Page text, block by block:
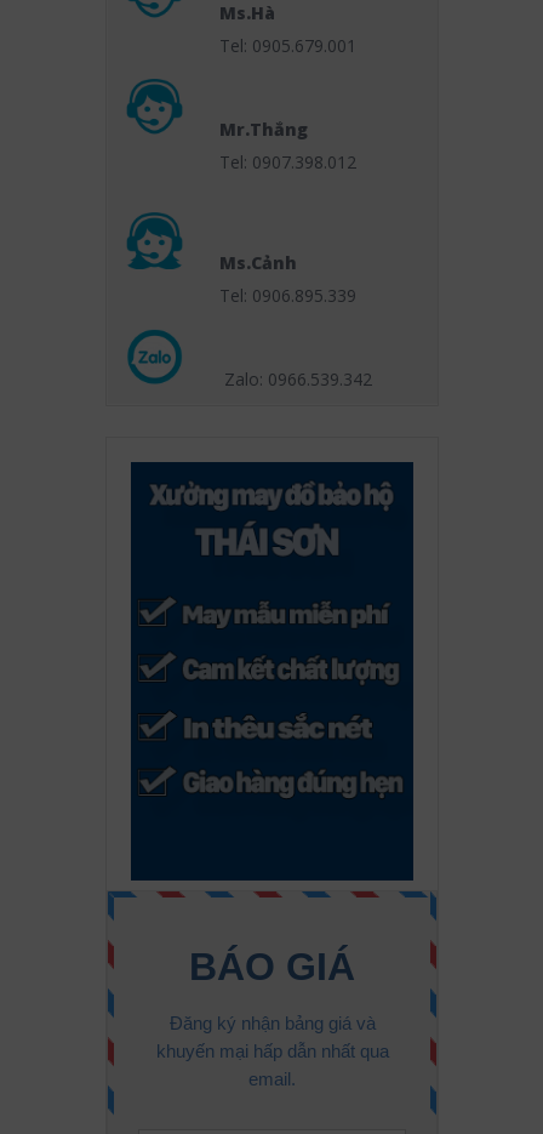
Ms.Hà
Tel: 0905.679.001
Mr.Thắng
Tel: 0907.398.012
Ms.Cảnh
Tel: 0906.895.339
Zalo: 0966.539.342